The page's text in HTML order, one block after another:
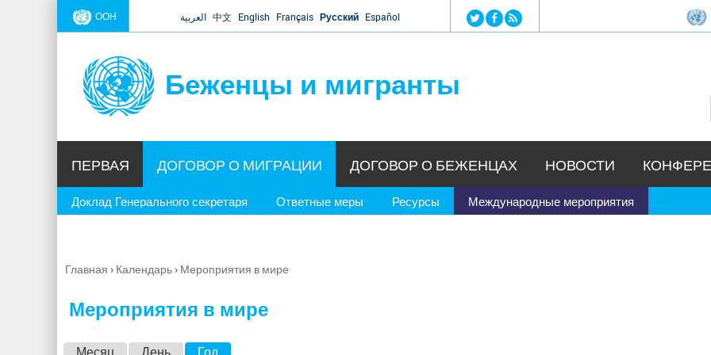
Jump to navigation
ООН العربية 中文 English Français Русский Español
Беженцы и мигранты
ПЕРВАЯ ДОГОВОР О МИГРАЦИИ
Доклад Генерального секретаря Ответные меры Ресурсы Международные мероприятия
ДОГОВОР О БЕЖЕНЦАХ НОВОСТИ
Вы
Главная › Календарь› Мероприятия в мире
Мероприятия в мире